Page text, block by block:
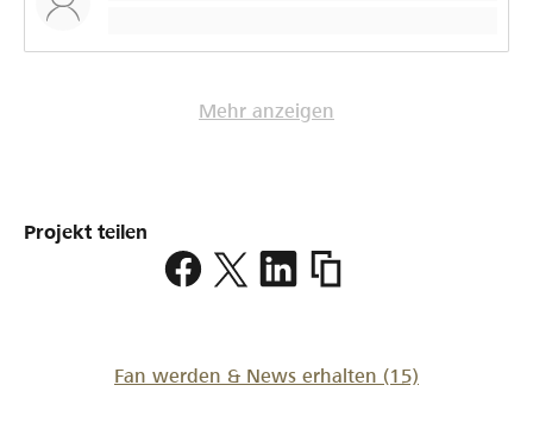
Mehr anzeigen
Projekt teilen
https://
nr-
Fan werden & News erhalten (15)